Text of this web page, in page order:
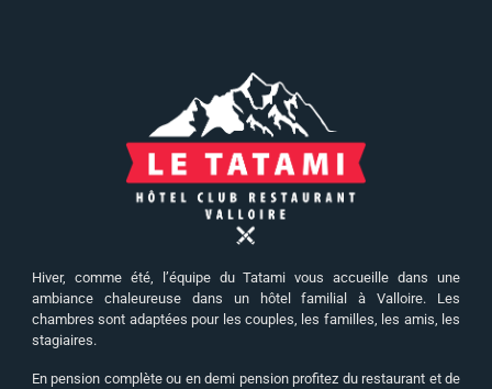
Hiver, comme été, l’équipe du Tatami vous accueille dans une
ambiance chaleureuse dans un hôtel familial à Valloire. Les
chambres sont adaptées pour les couples, les familles, les amis, les
stagiaires.
En pension complète ou en demi pension profitez du restaurant et de